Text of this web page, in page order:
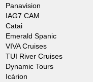
más hermoso y
El orden
Panavision
IAG7 CAM
Catai
Emerald Spanic
VIVA Cruises
TUI River Cruises
Dynamic Tours
Icárion